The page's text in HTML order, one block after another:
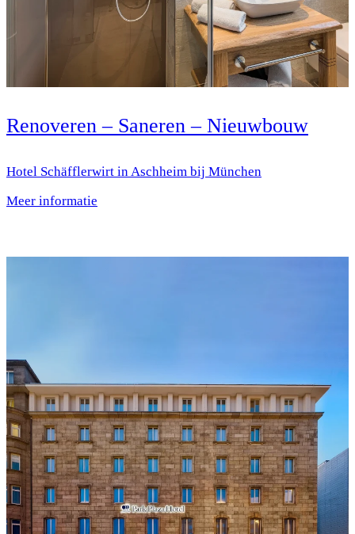
Renoveren – Saneren – Nieuwbouw
Hotel Schäfflerwirt in Aschheim bij München
Meer informatie